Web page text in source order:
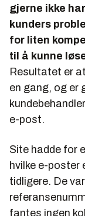
gjerne ikke
kunders
for liten
til å kunne
Resultatet er
en gang, og er
e-post.
Site hadde for
hvilke e-poster
tidligere. De
fantes ingen